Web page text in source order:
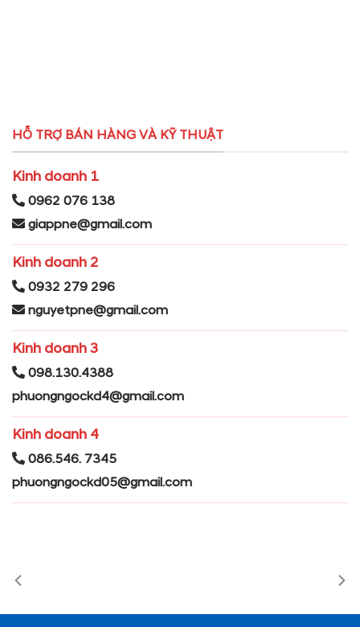
HỖ TRỢ BÁN HÀNG VÀ KỸ THUẬT
Kinh doanh 1
0962 076 138
giappne@gmail.com
Kinh doanh 2
0932 279 296
nguyetpne@gmail.com
Kinh doanh 3
098.130.4388
phuongngockd4@gmail.com
Kinh doanh 4
086.546. 7345
phuongngockd05@gmail.com